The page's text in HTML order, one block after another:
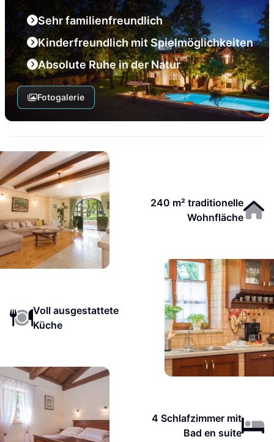
Sehr familienfreundlich
Kinderfreundlich mit Spielmöglichkeiten
Absolute Ruhe in der Natur
Fotogalerie
240 m² traditionelle
Wohnfläche
Voll ausgestattete
Küche
4 Schlafzimmer mit
Bad en suite